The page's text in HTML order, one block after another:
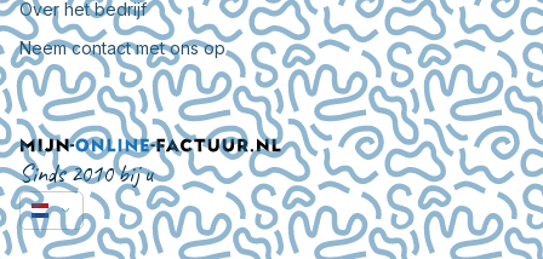
Over het bedrijf
Neem contact met ons op
Sinds 2010 bij u